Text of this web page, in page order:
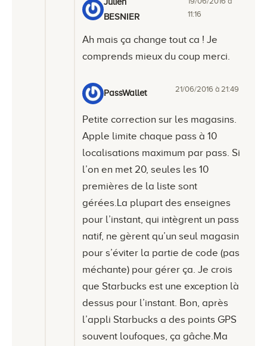
BESNIER
11:16
Ah mais ça change tout ca ! Je
comprends mieux du coup merci.
PassWallet 21/06/2016 à 21:49
Petite correction sur les magasins.
Apple limite chaque pass à 10
localisations maximum par pass. Si
l’on en met 20, seules les 10
premières de la liste sont
gérées.La plupart des enseignes
pour l’instant, qui intègrent un pass
natif, ne gèrent qu’un seul magasin
pour s’éviter la partie de code (pas
méchante) pour gérer ça. Je crois
que Starbucks est une exception là
dessus pour l’instant. Bon, après
l’appli Starbucks a des points GPS
souvent loufoques, ça gâche.Ma